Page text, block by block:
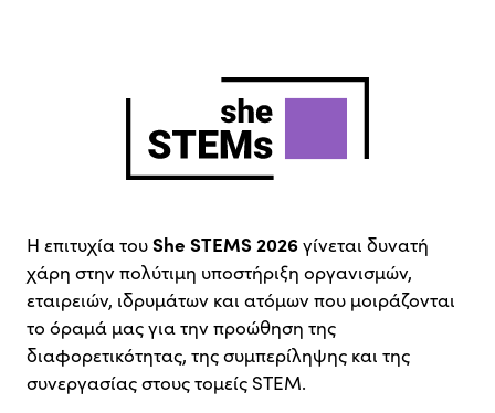
Η επιτυχία τουShe STEMS 2026γίνεται δυνατή
χάρη στην πολύτιμη υποστήριξη οργανισμών,
εταιρειών, ιδρυμάτων και ατόμων που μοιράζονται
το όραμά μας για την προώθηση της
διαφορετικότητας, της συμπερίληψης και της
συνεργασίας στους τομείς STEM.